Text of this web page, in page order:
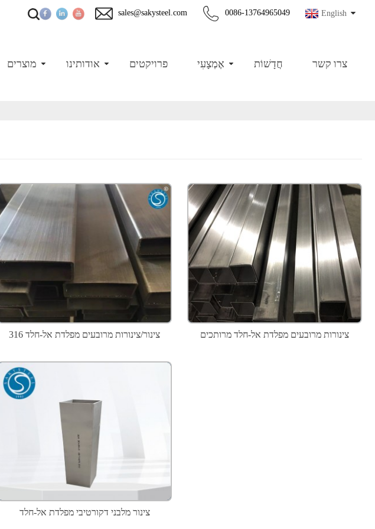
English
0086-13764965049
sales@sakysteel.com
מוצרים אודותינו פרויקטים אֶמְצָעִי חֲדָשׁוֹת צרו קשר
צינור/צינורות מרובעים מפלדת אל-חלד 316 צינורות מרובעים מפלדת אל-חלד מרותכים
צינור מלבני דקורטיבי מפלדת אל-חלד